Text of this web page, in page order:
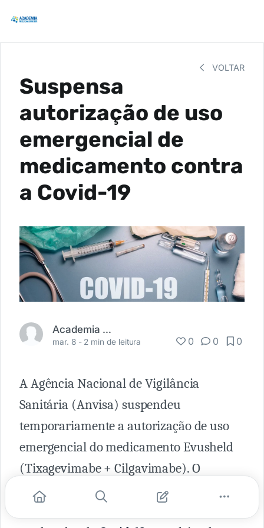
VOLTAR
Suspensa
autorização de uso
emergencial de
medicamento contra
a Covid-19
Academia Médica
mar. 8 - 2 min de leitura 0 0 0
A Agência Nacional de Vigilância
Sanitária (Anvisa) suspendeu
temporariamente a autorização de uso
emergencial do medicamento Evusheld
(Tixagevimabe + Cilgavimabe). O
remédio é indicado para prevenção, pré-